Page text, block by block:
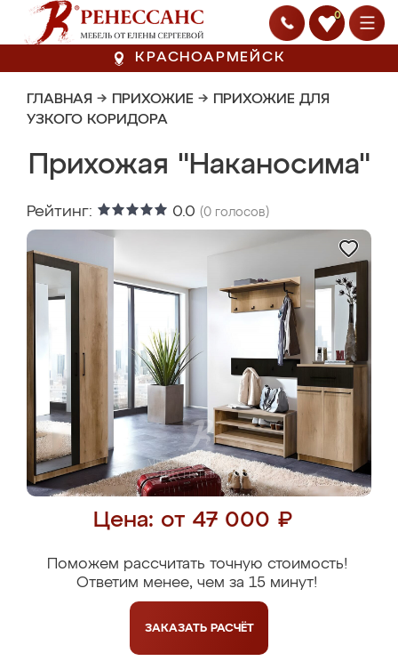
0
КРАСНОАРМЕЙСК
ГЛАВНАЯ → ПРИХОЖИЕ → ПРИХОЖИЕ ДЛЯ
УЗКОГО КОРИДОРА
Прихожая "Наканосима"
Рейтинг: 0.0 (0 голосов)
Цена: от 47 000 ₽
Поможем рассчитать точную стоимость!
Ответим менее, чем за 15 минут!
ЗАКАЗАТЬ РАСЧЁТ